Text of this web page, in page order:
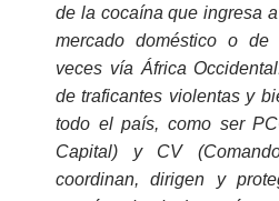
de la cocaína que ingresa
mercado doméstico o
veces vía África
de traficantes violentas y
todo el país, como ser
Capital) y CV
coordinan, dirigen y